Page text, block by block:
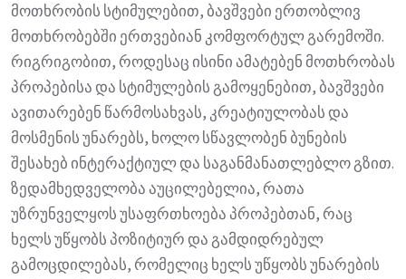
მოთხრობის სტიმულებით, ბავშვები ერთობლივ
მოთხრობებში ერთვებიან კომფორტულ გარემოში.
რიგრიგობით, როდესაც ისინი ამატებენ მოთხრობას
პროპებისა და სტიმულების გამოყენებით, ბავშვები
ავითარებენ წარმოსახვას, კრეატიულობას და
მოსმენის უნარებს, ხოლო სწავლობენ ბუნების
შესახებ ინტერაქტიულ და საგანმანათლებლო გზით.
ზედამხედველობა აუცილებელია, რათა
უზრუნველყოს უსაფრთხოება პროპებთან, რაც
ხელს უწყობს პოზიტიურ და გამდიდრებულ
გამოცდილებას, რომელიც ხელს უწყობს უნარების